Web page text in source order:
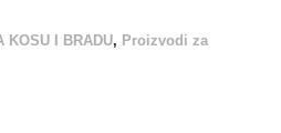
KOSU I BRADU, Proizvodi za